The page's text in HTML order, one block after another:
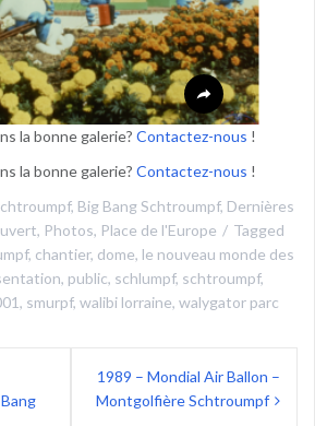
la bonne galerie? Contactez-nous !
la bonne galerie? Contactez-nous !
, Big Bang Schtroumpf, Dernières
, Photos, Place de l'Europe
Tagged
, chantier, dome, le nouveau monde des
, public, schlumpf, schtroumpf,
, smurpf, walibi lorraine, walygator parc
1989 – Mondial Air Ballon –
Montgolfière Schtroumpf